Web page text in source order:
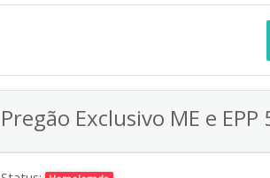
Pregão Exclusivo ME e